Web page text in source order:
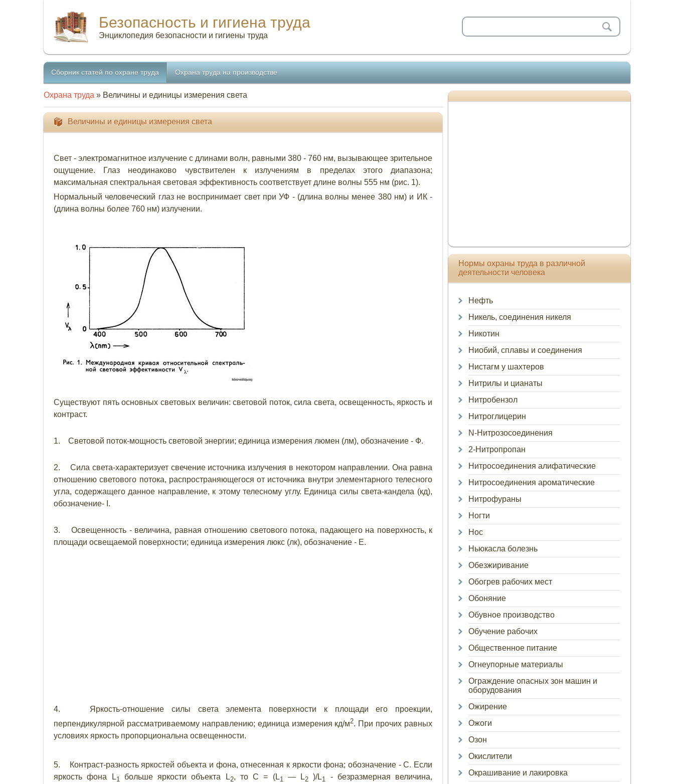
Безопасность и гигиена труда
Энциклопедия безопасности и гигиены труда
Сборник статей по охране труда Охрана труда на производстве
Охрана труда » Величины и единицы измерения света
Величины и единицы измерения света
Свет - электромагнитное излучение с длинами волн, равными 380 - 760 нм, вызывающее зрительное
ощущение. Глаз неодинаково чувствителен к излучениям в пределах этого диапазона;
максимальная спектральная световая эффективность соответствует длине волны 555 нм (рис. 1).
Нормальный человеческий глаз не воспринимает свет при УФ - (длина волны менее 380 нм) и ИК -
(длина волны более 760 нм) излучении.
Существуют пять основных световых величин: световой поток, сила света, освещенность, яркость и
контраст.
1. Световой поток-мощность световой энергии; единица измерения люмен (лм), обозначение - Ф.
2. Сила света-характеризует свечение источника излучения в некотором направлении. Она равна
отношению светового потока, распространяющегося от источника внутри элементарного телесного
угла, содержащего данное направление, к этому телесному углу. Единица силы света-кандела (кд),
обозначение- I.
3. Освещенность - величина, равная отношению светового потока, падающего на поверхность, к
площади освещаемой поверхности; единица измерения люкс (лк), обозначение - Е.
4. Яркость-отношение силы света элемента поверхности к площади его проекции,
перпендикулярной рассматриваемому направлению; единица измерения кд/м2. При прочих равных
условиях яркость пропорциональна освещенности.
5. Контраст-разность яркостей объекта и фона, отнесенная к яркости фона; обозначение - С. Если
яркость фона L1 больше яркости объекта L2, то С = (L1 — L2 )/L1 - безразмерная величина,
Нормы охраны труда в различной
деятельности человека
Нефть
Никель, соединения никеля
Никотин
Ниобий, сплавы и соединения
Нистагм у шахтеров
Нитрилы и цианаты
Нитробензол
Нитроглицерин
N-Нитрозосоединения
2-Нитропропан
Нитросоединения алифатические
Нитросоединения ароматические
Нитрофураны
Ногти
Нос
Ньюкасла болезнь
Обезжиривание
Обогрев рабочих мест
Обоняние
Обувное производство
Обучение рабочих
Общественное питание
Огнеупорные материалы
Ограждение опасных зон машин и
оборудования
Ожирение
Ожоги
Озон
Окислители
Окрашивание и лакировка